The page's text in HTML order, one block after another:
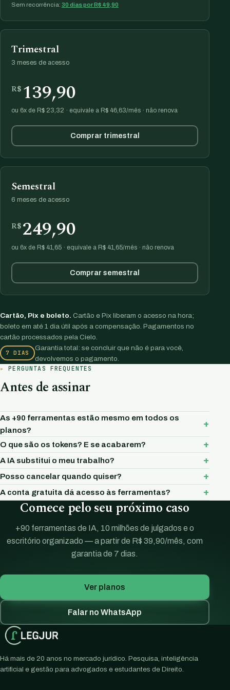
Sem recorrência: 30 dias por R$ 49,90
Trimestral
3 meses de acesso
R$ 139,90
ou 6x de R$ 23,32 · equivale a R$ 46,63/mês · não renova
Comprar trimestral
Semestral
6 meses de acesso
R$249,90
ou 6x de R$ 41,65 · equivale a R$ 41,65/mês · não renova
Comprar semestral
Cartão, Pix e boleto. Cartão e Pix liberam o acesso na hora;
boleto em até 1 dia útil após a compensação. Pagamentos no
cartão processados pela Cielo.
7 DIAS
Garantia total: se concluir que não é para você,
devolvemos o pagamento.
PERGUNTAS FREQUENTES
Antes de assinar
As +90 ferramentas estão mesmo em todos os
planos?
O que são os tokens? E se acabarem?
A IA substitui o meu trabalho?
Posso cancelar quando quiser?
A conta gratuita dá acesso às ferramentas?
Comece pelo seu próximo caso
+90 ferramentas de IA, 10 milhões de julgados e o
escritório organizado — a partir de R$ 39,90/mês, com
garantia de 7 dias.
Ver planos
Falar no WhatsApp
Há mais de 20 anos no mercado jurídico. Pesquisa, inteligência
artificial e gestão para advogados e estudantes de Direito.